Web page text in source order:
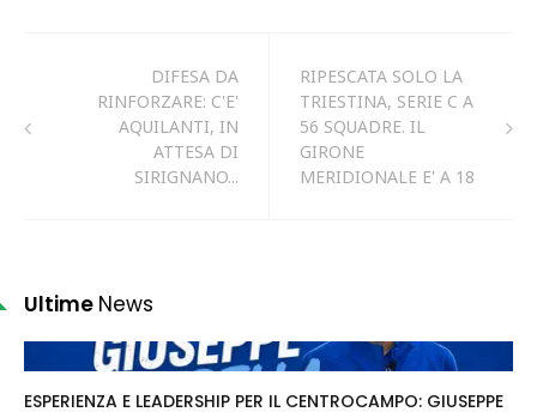
DIFESA DA
RINFORZARE: C'E'
AQUILANTI, IN
ATTESA DI
SIRIGNANO...
RIPESCATA SOLO LA
TRIESTINA, SERIE C A
56 SQUADRE. IL
GIRONE
MERIDIONALE E' A 18
Ultime News
ESPERIENZA E LEADERSHIP PER IL CENTROCAMPO: GIUSEPPE